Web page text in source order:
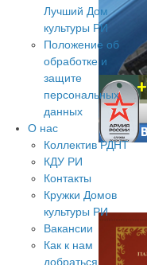
Лучший Дом
культуры РИ
Положение об
обработке и
защите
персональных
данных
О нас
Коллектив РДНТ
КДУ РИ
Контакты
Кружки Домов
культуры РИ
Вакансии
Как к нам
добраться